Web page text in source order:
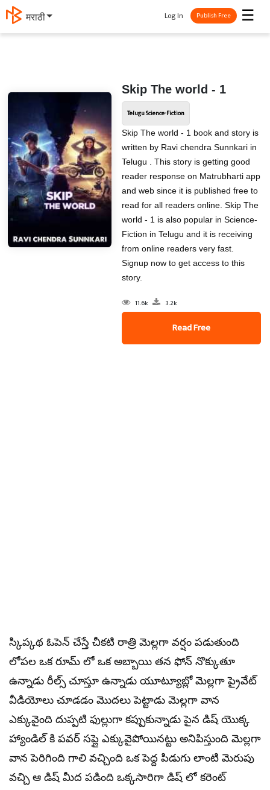
मराठी ☰
Log In Publish Free
Skip The world - 1
Telugu Science-Fiction
Skip The world - 1 book and story is
written by Ravi chendra Sunnkari in
Telugu . This story is getting good
reader response on Matrubharti app
and web since it is published free to
read for all readers online. Skip The
world - 1 is also popular in Science-
Fiction in Telugu and it is receiving
from online readers very fast.
Signup now to get access to this
story.
11.6k 3.2k
Read Free
స్కిప్కథ ఓపెన్ చేస్తే చీకటి రాత్రి మెల్లగా వర్షం పడుతుంది
లోపల ఒక రూమ్ లో ఒక అబ్బాయి తన ఫోన్ నొక్కుతూ
ఉన్నాడు రీల్స్ చూస్తూ ఉన్నాడు యూట్యూబ్లో మెల్లగా ప్రైవేట్
వీడియోలు చూడడం మొదలు పెట్టాడు మెల్లగా వాన
ఎక్కువైంది దుప్పటి ఫుల్లుగా కప్పుకున్నాడు పైన డిష్ యొక్క
హ్యాండిల్ కి పవర్ సప్లై ఎక్కువైపోయినట్టు అనిపిస్తుంది మెల్లగా
వాన పెరిగింది గాలి వచ్చింది ఒక పెద్ద పిడుగు లాంటి మెరుపు
వచ్చి ఆ డిష్ మీద పడింది ఒక్కసారిగా డిష్ లో కరెంట్